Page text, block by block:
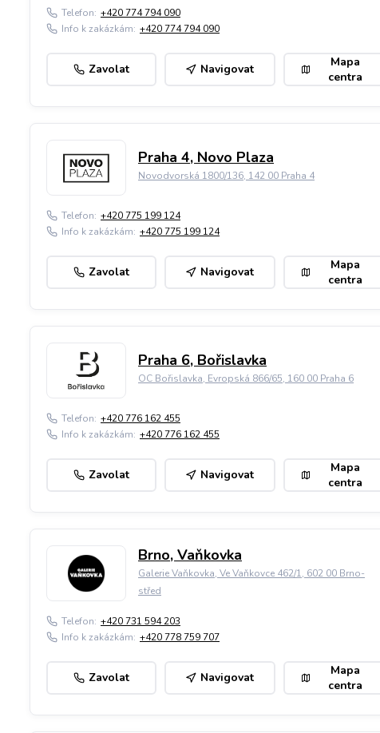
Telefon: +420 774 794 090
Info k zakázkám: +420 774 794 090
Zavolat Navigovat
Mapa
centra
Praha 4, Novo Plaza
Novodvorská 1800/136, 142 00 Praha 4
Telefon: +420 775 199 124
Info k zakázkám: +420 775 199 124
Zavolat Navigovat
Mapa
centra
Praha 6, Bořislavka
OC Bořislavka, Evropská 866/65, 160 00 Praha 6
Telefon: +420 776 162 455
Info k zakázkám: +420 776 162 455
Zavolat Navigovat
Mapa
centra
Brno, Vaňkovka
Galerie Vaňkovka, Ve Vaňkovce 462/1, 602 00 Brno-
střed
Telefon: +420 731 594 203
Info k zakázkám: +420 778 759 707
Zavolat Navigovat
Mapa
centra